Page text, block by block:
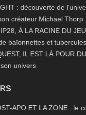
: découverte de
créateur Michael Thorp
À LA RACINE DU
baïonnettes et tubercules
IL EST LÀ POUR
univers
APO ET LA ZONE : le